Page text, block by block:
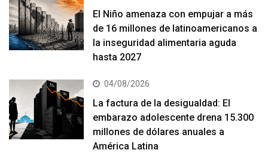
El Niño amenaza con empujar a más
de 16 millones de latinoamericanos a
la inseguridad alimentaria aguda
hasta 2027
04/08/2026
La factura de la desigualdad: El
embarazo adolescente drena 15.300
millones de dólares anuales a
América Latina